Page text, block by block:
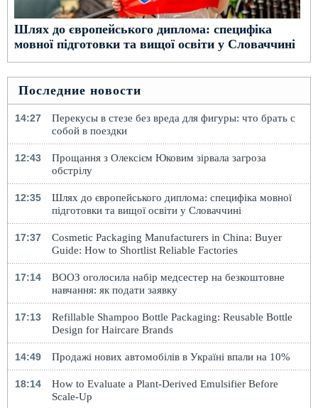
Шлях до європейського диплома: специфіка
мовної підготовки та вищої освіти у Словаччині
Последние новости
14:27
Перекусы в стезе без вреда для фигуры: что брать с
собой в поездки
12:43
Прощання з Олексієм Юковим зірвала загроза
обстрілу
12:35
Шлях до європейського диплома: специфіка мовної
підготовки та вищої освіти у Словаччині
17:37
Cosmetic Packaging Manufacturers in China: Buyer
Guide: How to Shortlist Reliable Factories
17:14
ВООЗ оголосила набір медсестер на безкоштовне
навчання: як подати заявку
17:13
Refillable Shampoo Bottle Packaging: Reusable Bottle
Design for Haircare Brands
14:49 Продажі нових автомобілів в Україні впали на 10%
18:14
How to Evaluate a Plant-Derived Emulsifier Before
Scale-Up